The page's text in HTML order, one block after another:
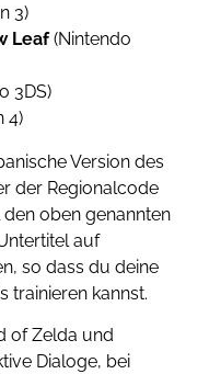
3)
Leaf(Nintendo
3DS)
4)
Version des
der Regionalcode
oben genannten
auf
so dass du deine
trainieren kannst.
of Zelda und
Dialoge, bei